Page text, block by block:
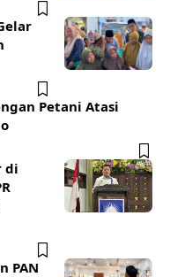
Petani Atasi
di
PAN